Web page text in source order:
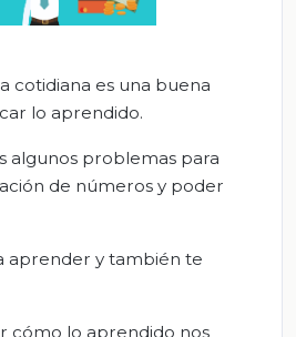
cotidiana es una buena
lo aprendido.
algunos problemas para
de números y poder
aprender y también te
cómo lo aprendido nos